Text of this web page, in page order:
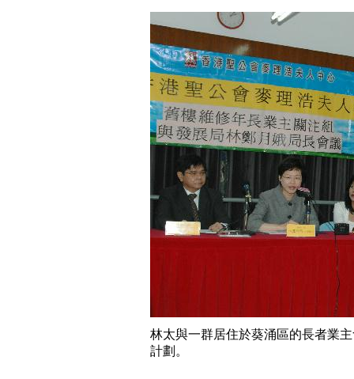
林太與一群居住於葵涌區的長者業
計劃。